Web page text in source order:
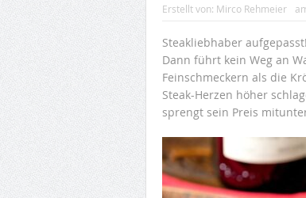
Erstellt von: Mirco Rehmeier
Steakliebhaber
Dann führt kein Weg an
Feinschmeckern als die
Steak-Herzen höher
sprengt sein Preis